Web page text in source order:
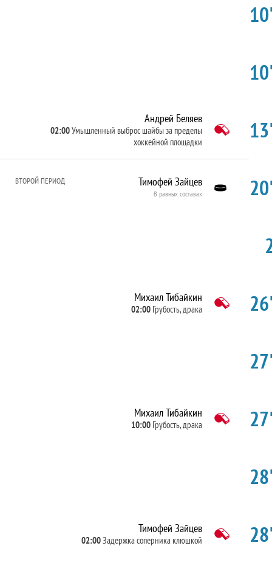
Андрей Беляев
02:00Умышленный выброс шайбы за пределы
хоккейной площадки
ВТОРОЙ ПЕРИОД Тимофей Зайцев
В равных составах
Михаил Тибайкин
02:00 Грубость, драка
Михаил Тибайкин
10:00 Грубость, драка
Тимофей Зайцев
02:00Задержка соперника клюшкой